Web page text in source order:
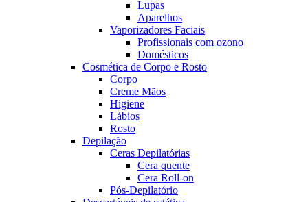
Lupas
Aparelhos
Vaporizadores Faciais
Profissionais com ozono
Domésticos
Cosmética de Corpo e Rosto
Corpo
Creme Mãos
Higiene
Lábios
Rosto
Depilação
Ceras Depilatórias
Cera quente
Cera Roll-on
Pós-Depilatório